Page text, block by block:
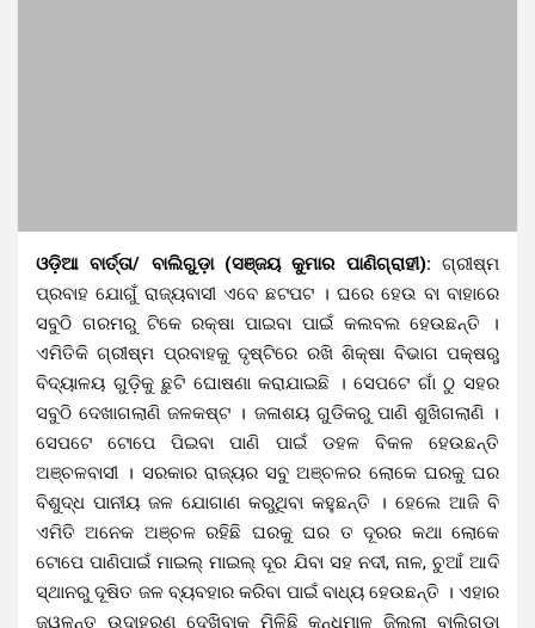
ଓଡ଼ିଆ ବାର୍ତ୍ତା/ ବାଲିଗୁଡ଼ା (ସଞ୍ଜୟ କୁମାର ପାଣିଗ୍ରାହୀ): ଗ୍ରୀଷ୍ମ
ପ୍ରବାହ ଯୋଗୁଁ ରାଜ୍ୟବାସୀ ଏବେ ଛଟପଟ । ଘରେ ହେଉ ବା ବାହାରେ
ସବୁଠି ଗରମରୁ ଟିକେ ରକ୍ଷା ପାଇବା ପାଇଁ କଲବଲ ହେଉଛନ୍ତି ।
ଏମିତିକି ଗ୍ରୀଷ୍ମ ପ୍ରବାହକୁ ଦୃଷ୍ଟିରେ ରଖି ଶିକ୍ଷା ବିଭାଗ ପକ୍ଷରୁ
ବିଦ୍ୟାଳୟ ଗୁଡ଼ିକୁ ଛୁଟି ଘୋଷଣା କରାଯାଇଛି । ସେପଟେ ଗାଁ ଠୁ ସହର
ସବୁଠି ଦେଖାଗଲାଣି ଜଳକଷ୍ଟ । ଜଳାଶୟ ଗୁଡିକରୁ ପାଣି ଶୁଖିଗଲାଣି ।
ସେପଟେ ଟୋପେ ପିଇବା ପାଣି ପାଇଁ ଡହଳ ବିକଳ ହେଉଛନ୍ତି
ଅଞ୍ଚଳବାସୀ । ସରକାର ରାଜ୍ୟର ସବୁ ଅଞ୍ଚଳର ଲୋକେ ଘରକୁ ଘର
ବିଶୁଦ୍ଧ ପାନୀୟ ଜଳ ଯୋଗାଣ କରୁଥିବା କହୁଛନ୍ତି । ହେଲେ ଆଜି ବି
ଏମିତି ଅନେକ ଅଞ୍ଚଳ ରହିଛି ଘରକୁ ଘର ତ ଦୂରର କଥା ଲୋକେ
ଟୋପେ ପାଣିପାଇଁ ମାଇଲ୍ ମାଇଲ୍ ଦୂର ଯିବା ସହ ନଦୀ, ନାଳ, ଚୁଆଁ ଆଦି
ସ୍ଥାନରୁ ଦୂଷିତ ଜଳ ବ୍ୟବହାର କରିବା ପାଇଁ ବାଧ୍ୟ ହେଉଛନ୍ତି । ଏହାର
ଜ୍ୱଳନ୍ତ ଉଦାହରଣ ଦେଖିବାକୁ ମିଳିଛି କନ୍ଧମାଳ ଜିଲ୍ଲା ବାଲିଗୁଡା